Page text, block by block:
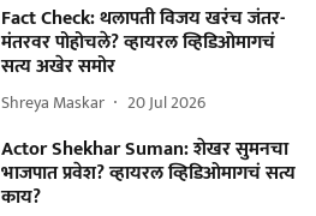
Fact Check: थलापती विजय खरंच जंतर-
मंतरवर पोहोचले? व्हायरल व्हिडिओमागचं
सत्य अखेर समोर
Shreya Maskar 20 Jul 2026
Actor Shekhar Suman: शेखर सुमनचा
भाजपात प्रवेश? व्हायरल व्हिडिओमागचं सत्य
काय?